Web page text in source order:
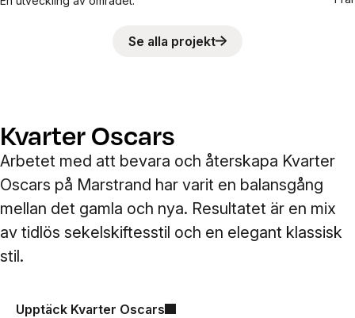
Se alla projekt
Kvarter Oscars
Arbetet med att bevara och återskapa Kvarter
Oscars på Marstrand har varit en balansgång
mellan det gamla och nya. Resultatet är en mix
av tidlös sekelskiftesstil och en elegant klassisk
stil.
Upptäck Kvarter Oscars